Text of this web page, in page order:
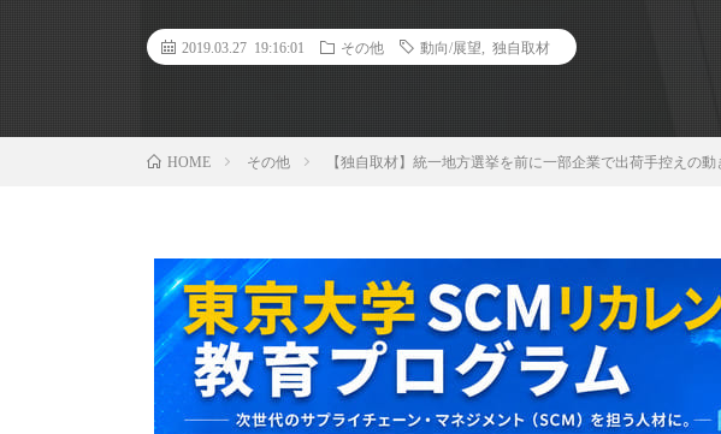
2019.03.27 19:16:01 その他 動向/展望 独自取材
HOME その他 【独自取材】統一地方選挙を前に一部企業で出荷手控えの動